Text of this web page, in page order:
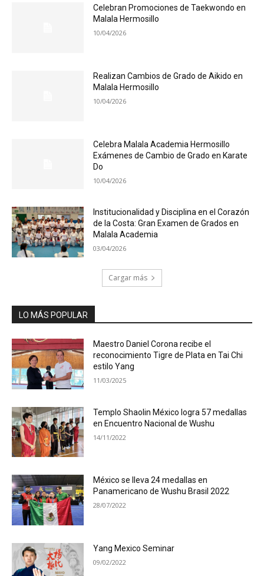
Celebran Promociones de Taekwondo en
Malala Hermosillo
10/04/2026
Realizan Cambios de Grado de Aikido en
Malala Hermosillo
10/04/2026
Celebra Malala Academia Hermosillo
Exámenes de Cambio de Grado en Karate
Do
10/04/2026
Institucionalidad y Disciplina en el Corazón
de la Costa: Gran Examen de Grados en
Malala Academia
03/04/2026
Cargar más
LO MÁS POPULAR
Maestro Daniel Corona recibe el
reconocimiento Tigre de Plata en Tai Chi
estilo Yang
11/03/2025
Templo Shaolin México logra 57 medallas
en Encuentro Nacional de Wushu
14/11/2022
México se lleva 24 medallas en
Panamericano de Wushu Brasil 2022
28/07/2022
Yang Mexico Seminar
09/02/2022